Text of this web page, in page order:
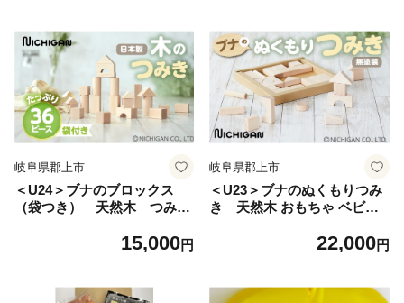
岐阜県郡上市
＜U24＞ブナのブロックス
（袋つき） 天然木 つみき
15,000円
岐阜県郡上市
＜U23＞ブナのぬくもりつみ
き 天然木 おもちゃ ベビー
22,000円